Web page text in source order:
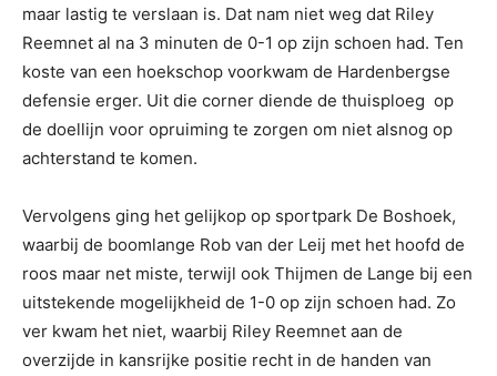
maar lastig te verslaan is. Dat nam niet weg dat Riley
Reemnet al na 3 minuten de 0-1 op zijn schoen had. Ten
koste van een hoekschop voorkwam de Hardenbergse
defensie erger. Uit die corner diende de thuisploeg op
de doellijn voor opruiming te zorgen om niet alsnog op
achterstand te komen.
Vervolgens ging het gelijkop op sportpark De Boshoek,
waarbij de boomlange Rob van der Leij met het hoofd de
roos maar net miste, terwijl ook Thijmen de Lange bij een
uitstekende mogelijkheid de 1-0 op zijn schoen had. Zo
ver kwam het niet, waarbij Riley Reemnet aan de
overzijde in kansrijke positie recht in de handen van